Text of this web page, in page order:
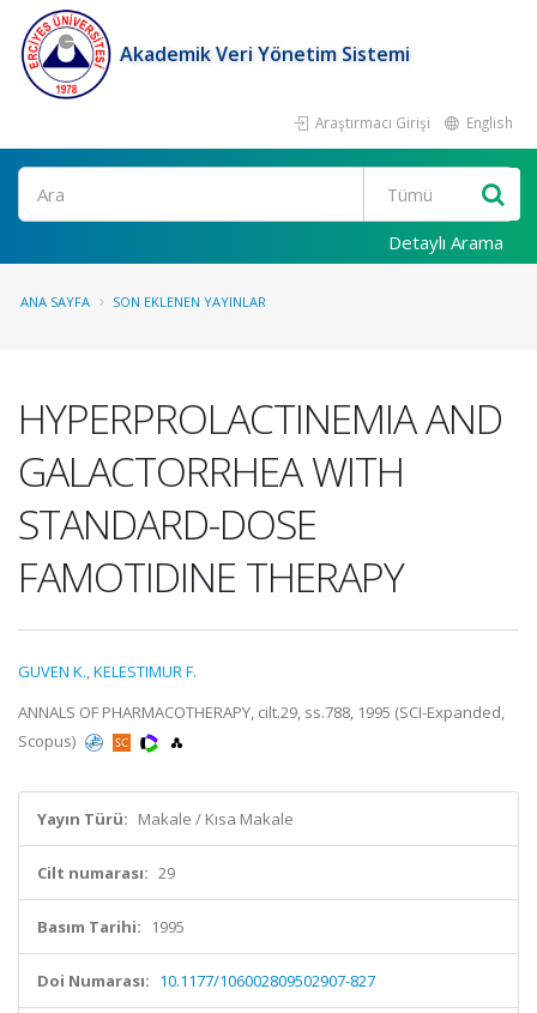
Akademik Veri Yönetim Sistemi
Araştırmacı Girişi English
Ara
Detaylı Arama
ANA SAYFA SON EKLENEN YAYINLAR
HYPERPROLACTINEMIA AND
GALACTORRHEA WITH
STANDARD-DOSE
FAMOTIDINE THERAPY
GUVEN K.,KELESTIMUR F.
ANNALS OF PHARMACOTHERAPY, cilt.29, ss.788, 1995 (SCI-Expanded,
Scopus)
Yayın Türü: Makale / Kısa Makale
Cilt numarası: 29
Basım Tarihi: 1995
Doi Numarası: 10.1177/106002809502907-827